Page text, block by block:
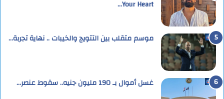
Your Heart…
موسم متقلب بين التتويج والخيبات .. نهاية تجربة…
غسل أموال بـ 190 مليون جنيه.. سقوط عنصر…